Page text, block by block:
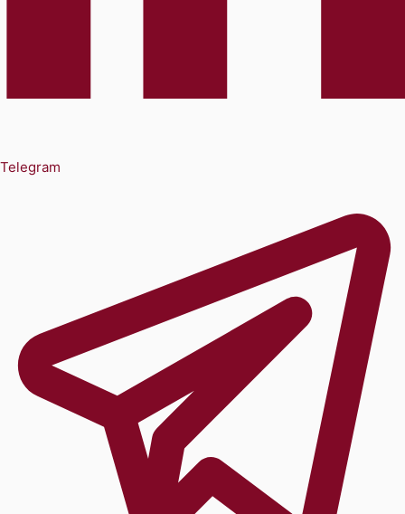
Telegram